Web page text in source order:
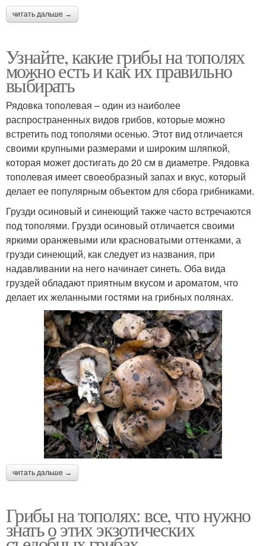
читать дальше →
Узнайте, какие грибы на тополях
можно есть и как их правильно
выбирать
Рядовка тополевая – один из наиболее
распространенных видов грибов, которые можно
встретить под тополями осенью. Этот вид отличается
своими крупными размерами и широким шляпкой,
которая может достигать до 20 см в диаметре. Рядовка
тополевая имеет своеобразный запах и вкус, который
делает ее популярным объектом для сбора грибниками.
Грузди осиновый и синеющий также часто встречаются
под тополями. Грузди осиновый отличается своими
яркими оранжевыми или красноватыми оттенками, а
грузди синеющий, как следует из названия, при
надавливании на него начинает синеть. Оба вида
груздей обладают приятным вкусом и ароматом, что
делает их желанными гостями на грибных полянах.
читать дальше →
Грибы на тополях: все, что нужно
знать о этих экзотических